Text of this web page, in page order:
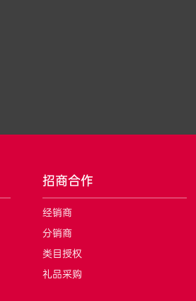
招商合作
经销商
分销商
类目授权
礼品采购